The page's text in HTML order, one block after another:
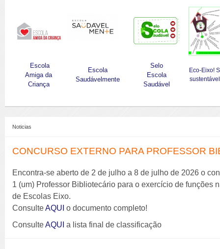
Escola
Amiga da
Criança
Escola
Saudávelmente
Selo
Escola
Saudável
Eco-Eixo!
Noticias
CONCURSO EXTERNO PARA PROFESSOR
Encontra-se aberto de 2 de julho a 8 de julho de 2026 o
1 (um) Professor Bibliotecário para o exercício de funções
de Escolas Eixo.
ConsulteAQUI o documento completo!
ConsulteAQUI a lista final de classificação